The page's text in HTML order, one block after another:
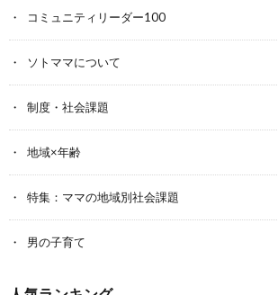
コミュニティリーダー100
ソトママについて
制度・社会課題
地域×年齢
特集：ママの地域別社会課題
男の子育て